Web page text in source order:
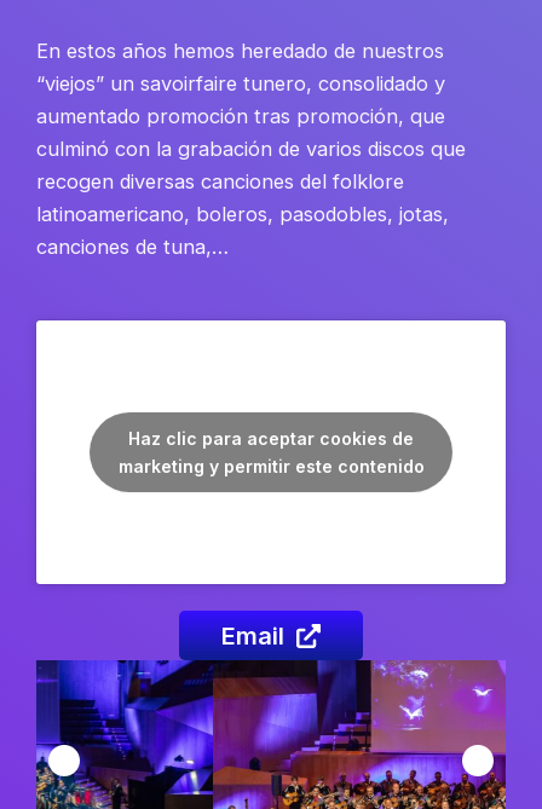
En estos años hemos heredado de nuestros
“viejos” un savoirfaire tunero, consolidado y
aumentado promoción tras promoción, que
culminó con la grabación de varios discos que
recogen diversas canciones del folklore
latinoamericano, boleros, pasodobles, jotas,
canciones de tuna,…
Haz clic para aceptar cookies de
marketing y permitir este contenido
Email